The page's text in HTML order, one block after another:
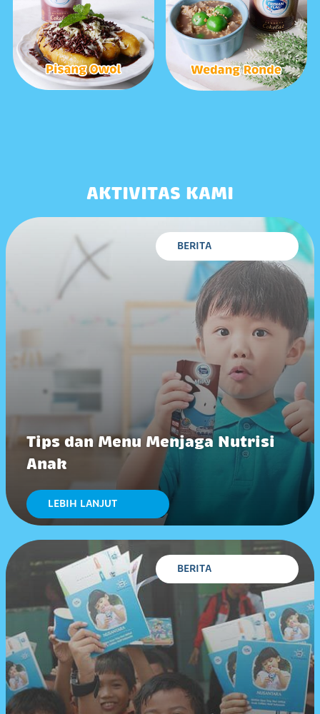
AKTIVITAS KAMI
Tips dan Menu Menjaga Nutrisi
Anak
LEBIH LANJUT
BERITA
BERITA